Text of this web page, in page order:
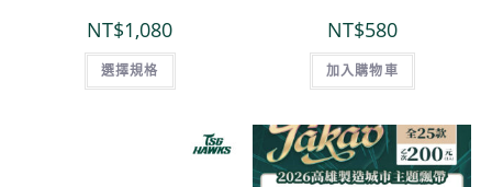
NT$1,080
選擇規格
NT$580
加入購物車